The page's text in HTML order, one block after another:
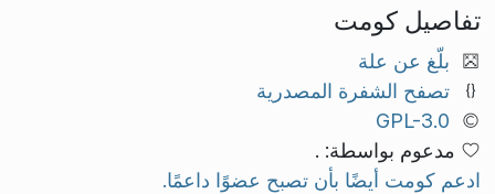
تفاصيل كومت
بلّغ عن علة
تصفح الشفرة المصدرية
GPL-3.0
مدعوم بواسطة: .
ادعم كومت أيضًا بأن تصبح عضوًا داعمًا.